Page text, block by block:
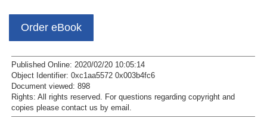
Order eBook
Published Online: 2020/02/20 10:05:14
Object Identifier: 0xc1aa5572 0x003b4fc6
Document viewed: 898
Rights: All rights reserved.
For questions regarding copyright and
copies please contact us by email